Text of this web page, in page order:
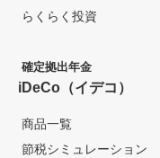
らくらく投資
確定拠出年金
iDeCo（イデコ）
商品一覧
節税シミュレーション